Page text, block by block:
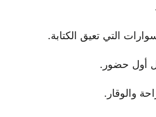
التي تعيق الكتابة.
أول حضور.
والوقار.